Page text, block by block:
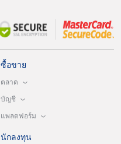
ซื้อขาย
ตลาด
บัญชี
แพลตฟอร์ม
นักลงทุน